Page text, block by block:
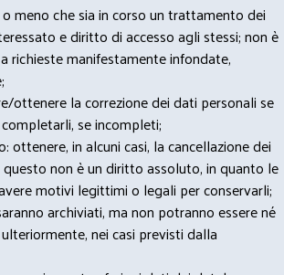
o meno che sia in corso un trattamento dei
e diritto di accesso agli stessi; non è
richieste manifestamente infondate,
ottenere la correzione dei dati personali se
se incompleti;
ottenere, in alcuni casi, la cancellazione dei
non è un diritto assoluto, in quanto le
motivi legittimi o legali per conservarli;
archiviati, ma non potranno essere né
nei casi previsti dalla